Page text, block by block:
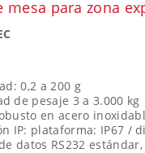
mesa para zona
0,2 a 200 g
de pesaje 3 a 3.000 kg
en acero
IP: plataforma: IP67 /
datos RS232